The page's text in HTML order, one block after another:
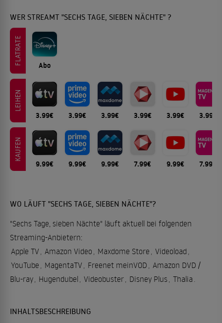
WER STREAMT "SECHS TAGE, SIEBEN NÄCHTE" ?
FLATRATE Abo
LEIHEN
3.99€ 3.99€ 3.99€ 3.99€ 3.99€ 3.99€
KAUFEN
9.99€ 9.99€ 9.99€ 7.99€ 9.99€ 7.99€
WO LÄUFT "SECHS TAGE, SIEBEN NÄCHTE"?
"Sechs Tage, sieben Nächte" läuft aktuell bei folgenden
Streaming-Anbietern:
Apple TV Amazon Video Maxdome Store Videoload
YouTube
MagentaTV Freenet meinVOD
Amazon DVD /
Blu-ray Hugendubel Videobuster Disney Plus Thalia
INHALTSBESCHREIBUNG